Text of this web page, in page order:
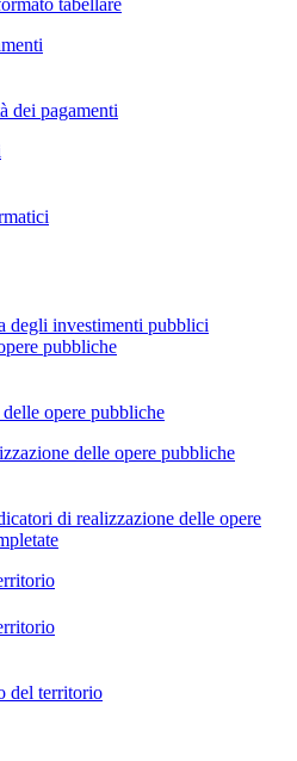
dei pagamenti
degli investimenti pubblici
pubbliche
opere pubbliche
delle opere pubbliche
di realizzazione delle opere
del territorio